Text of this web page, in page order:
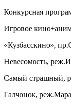
Конкурсная
Игровое
«Кузбасскино»,
Невесомость,
Самый страшный,
Галчонок,